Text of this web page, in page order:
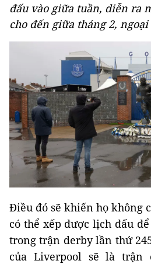
đấu vào giữa tuần, diễn ra
cho đến giữa tháng 2,
Điều đó sẽ khiến họ không
có thể xếp được lịch đấu
trong trận derby lần thứ
của Liverpool sẽ là trận